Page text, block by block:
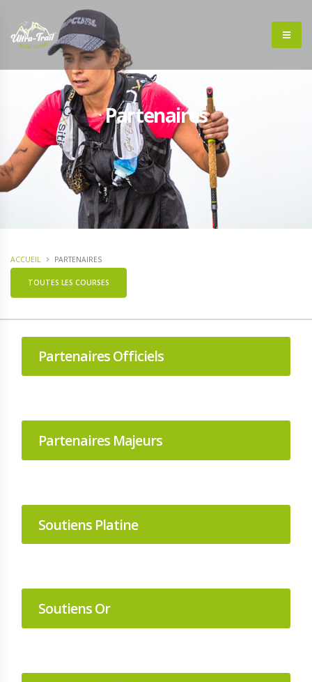
Partenaires
ACCUEIL PARTENAIRES
TOUTES LES COURSES
Partenaires Officiels
Partenaires Majeurs
Soutiens Platine
Soutiens Or